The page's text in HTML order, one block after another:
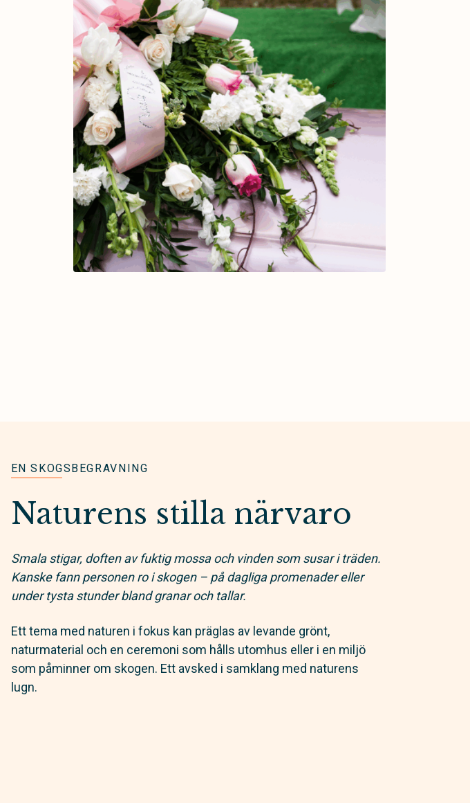
EN SKOGSBEGRAVNING
Naturens stilla närvaro
Smala stigar, doften av fuktig mossa och vinden som susar i träden.
Kanske fann personen ro i skogen – på dagliga promenader eller
under tysta stunder bland granar och tallar.
Ett tema med naturen i fokus kan präglas av levande grönt,
naturmaterial och en ceremoni som hålls utomhus eller i en miljö
som påminner om skogen. Ett avsked i samklang med naturens
lugn.